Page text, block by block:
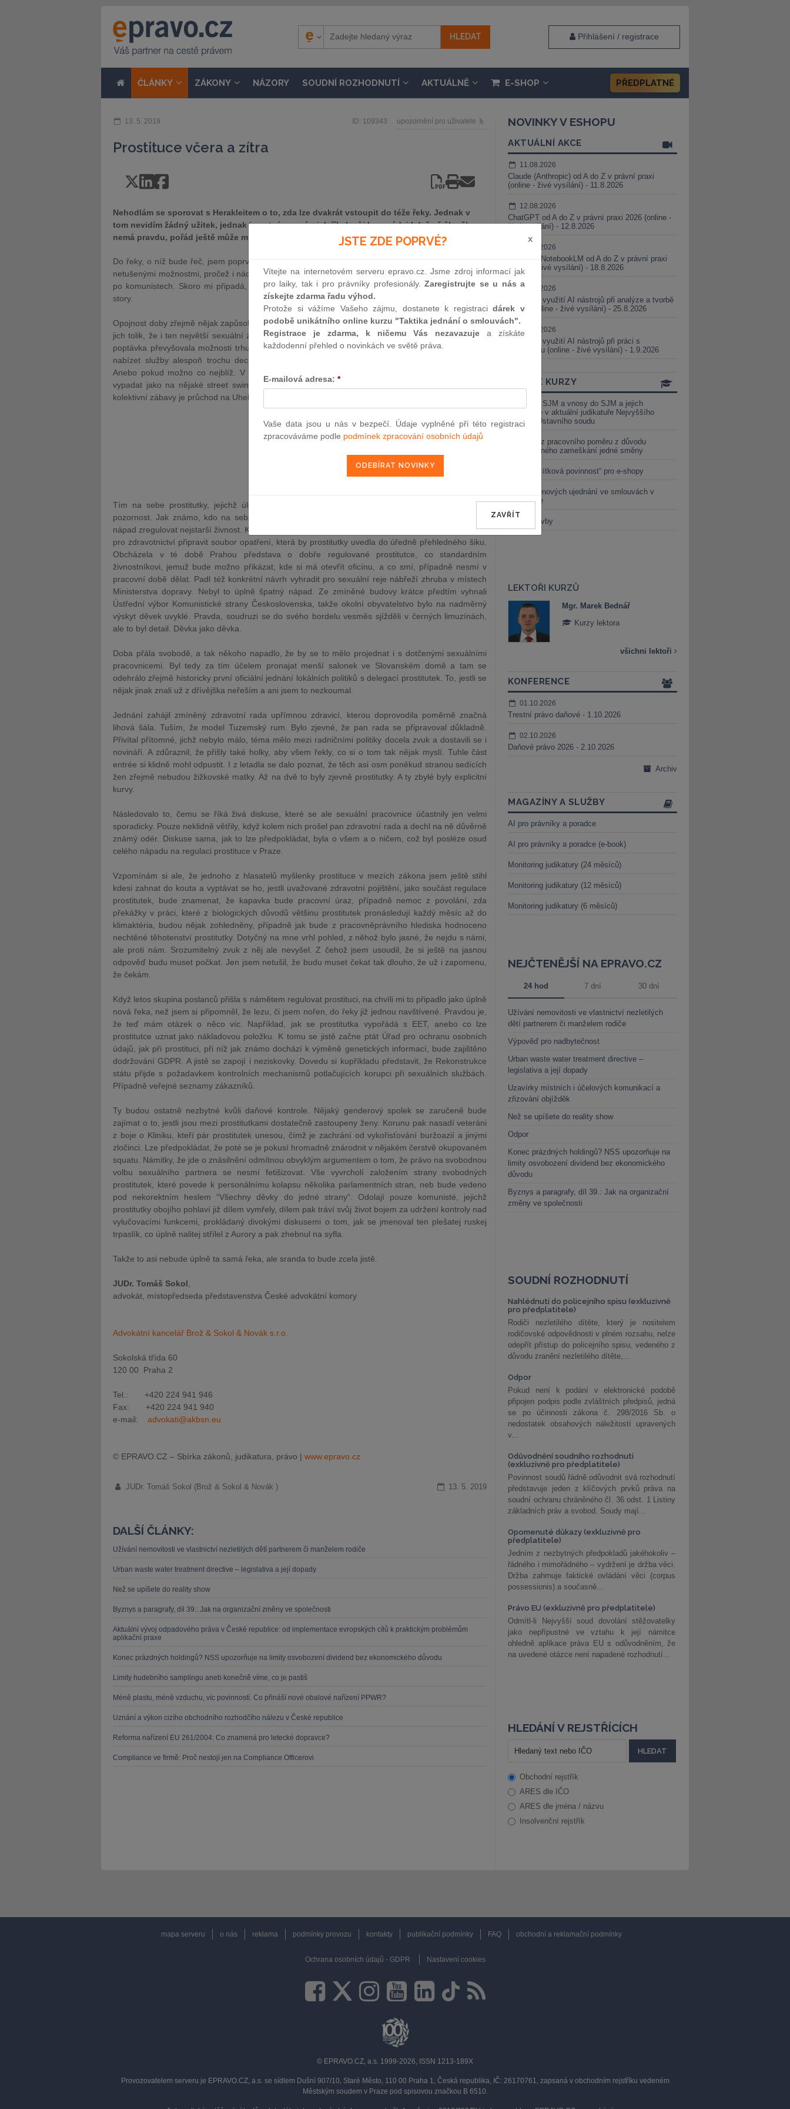
Přihlášení / registrace
ČLÁNKY ZÁKONY NÁZORY SOUDNÍ ROZHODNUTÍ AKTUÁLNĚ E-SHOP PŘEDPLATNÉ
13. 5. 2019 ID: 109343 upozornění pro uživatele
Prostituce včera a zítra
Nehodlám se sporovat s Herakleitem o to, zda lze dvakrát vstoupit do téže řeky. Jednak v
tom nevidím žádný užitek, jednak je mrtvý a navíc, jak říkal můj kamarád, i když už člověk
nemá pravdu, pořád ještě může mít pravdičku.
Do řeky, o níž bude řeč, jsem poprvé vstoupil někdy v polovině roku 1990. Doba voněla svobodou,
netušenými možnostmi, pročež i nádhernou budoucností. Vůně to byly tak silné, že překryly i smrad
po komunistech. Skoro mi připadá, že tehdy bylo komunisty cítit méně než dneska. Ale to je jiná
story.
Opojnost doby zřejmě nějak zapůsobila i na prostitutky, které se v Praze vysloveně přemnožily. Bylo
jich tolik, že i ten největší sexuální zoufalec bez problémů našel, co potřeboval. Těžko říct, nakolik
poptávka převyšovala možnosti trhu, v každém případě sexuální živnostnice, které už nic nenutilo
nabízet služby alespoň trochu decentně, je začaly naopak realizovat hned na místě kontraktu.
Anebo pokud možno co nejblíž. V průjezdech domů poblíž Perlovky to záhy začalo každý večer
vypadat jako na nějaké street swinger party. Ostatně nikdo mi nevymluví, že zemí původu téhle
kolektivní zábavy je průchod na Uhelném trhu 11.
Tím na sebe prostitutky, jejichž úloha v sametové revoluci byla do té doby nulová, připoutaly
pozornost. Jak známo, kdo na sebe upozorní úřady, může se nadít jejich péče. A tak došlo i na
nápad zregulovat nejstarší živnost. K věci se aktivně postavila pražská radnice, která uložila radnímu
pro zdravotnictví připravit soubor opatření, která by prostitutky uvedla do úředně přehledného šiku.
Obcházela v té době Prahou představa o dobře regulované prostitutce, co standardním
živnostníkovi, jemuž bude možno přikázat, kde si má otevřít oficínu, a co smí, případně nesmí v
pracovní době dělat. Padl též konkrétní návrh vyhradit pro sexuální reje nábřeží zhruba v místech
Ministerstva dopravy. Nebyl to úplně špatný nápad. Ze zmíněné budovy krátce předtím vyhnali
Ústřední výbor Komunistické strany Československa, takže okolní obyvatelstvo bylo na nadměrný
výskyt děvek uvyklé. Pravda, soudruzi se do svého bordelu vesměs sjížděli v černých limuzínách,
ale to byl detail. Děvka jako děvka.
Doba přála svobodě, a tak někoho napadlo, že by se to mělo projednat i s dotčenými sexuálními
pracovnicemi. Byl tedy za tím účelem pronajat menší salonek ve Slovanském domě a tam se
odehrálo zřejmě historicky první oficiální jednání lokálních politiků s delegací prostitutek. To, jestli se
nějak jinak znali už z dřívějška neřeším a ani jsem to nezkoumal.
Jednání zahájil zmíněný zdravotní rada upřímnou zdravicí, kterou doprovodila poměrně značná
lihová šála. Tuším, že model Tuzemský rum. Bylo zjevné, že pan rada se připravoval důkladně.
Přivítal přítomné, jichž nebylo málo, téma mělo mezi radničními politiky docela zvuk a dostavili se i
novináři. A zdůraznil, že přišly také holky, aby všem řekly, co si o tom tak nějak myslí. Tuhle část
entrée si klidně mohl odpustit. I z letadla se dalo poznat, že těch asi osm poněkud stranou sedících
žen zřejmě nebudou žižkovské matky. Až na dvě to byly zjevně prostitutky. A ty zbylé byly explicitní
kurvy.
Následovalo to, čemu se říká živá diskuse, které se ale sexuální pracovnice účastnily jen velmi
sporadicky. Pouze neklidně větřily, když kolem nich prošel pan zdravotní rada a dechl na ně důvěrně
známý odér. Diskuse sama, jak to lze předpokládat, byla o všem a o ničem, což byl posléze osud
celého nápadu na regulaci prostituce v Praze.
Vzpomínám si ale, že jednoho z hlasatelů myšlenky prostituce v mezích zákona jsem ještě stihl
kdesi zahnat do kouta a vyptávat se ho, jestli uvažované zdravotní pojištění, jako součást regulace
prostitutek, bude znamenat, že kapavka bude pracovní úraz, případně nemoc z povolání, zda
překážky v práci, které z biologických důvodů většinu prostitutek pronásledují každý měsíc až do
klimaktéria, budou nějak zohledněny, případně jak bude z pracovněprávního hlediska hodnoceno
nechtěné těhotenství prostitutky. Dotyčný na mne vrhl pohled, z něhož bylo jasné, že nejdu s námi,
ale proti nám. Srozumitelný zvuk z něj ale nevyšel. Z čehož jsem usoudil, že si ještě na jasnou
odpověď budu muset počkat. Jen jsem netušil, že budu muset čekat tak dlouho, že už i zapomenu,
že čekám.
Když letos skupina poslanců přišla s námětem regulovat prostituci, na chvíli mi to připadlo jako úplně
nová řeka, než jsem si připomněl, že lezu, či jsem nořen, do řeky již jednou navštívené. Pravdou je,
že teď mám otázek o něco víc. Například, jak se prostitutka vypořádá s EET, anebo co lze
prostitutce uznat jako nákladovou položku. K tomu se jistě začne ptát Úřad pro ochranu osobních
údajů, jak při prostituci, při níž jak známo dochází k výměně genetických informací, bude zajištěno
dodržování GDPR. A jistě se zapojí i neziskovky. Dovedu si kupříkladu představit, že Rekonstrukce
státu přijde s požadavkem kontrolních mechanismů potlačujících korupci při sexuálních službách.
Případně veřejné seznamy zákazníků.
Ty budou ostatně nezbytné kvůli daňové kontrole. Nějaký genderový spolek se zaručeně bude
zajímat o to, jestli jsou mezi prostitutkami dostatečně zastoupeny ženy. Korunu pak nasadí veteráni
z boje o Kliniku, kteří pár prostitutek unesou, čímž je zachrání od vykořisťování buržoazií a jinými
zločinci. Lze předpokládat, že poté se je pokusí hromadně znárodnit v nějakém čerstvě okupovaném
squatu. Námitky, že jde o znásilnění odmítnou obvyklým argumentem o tom, že právo na svobodnou
volbu sexuálního partnera se nesmí fetišizovat. Vše vyvrcholí založením strany svobodných
prostitutek, které povede k personálnímu kolapsu několika parlamentních stran, neb bude vedeno
pod nekorektním heslem “Všechny děvky do jedné strany“. Odolají pouze komunisté, jejichž
prostitutky obojího pohlaví již dílem vymřely, dílem pak tráví svůj život bojem za udržení kontroly nad
vylučovacími funkcemi, prokládaný divokými diskusemi o tom, jak se jmenoval ten plešatej ruskej
trpaslík, co úplně nalitej střílel z Aurory a pak zhebnul na syfla.
Takže to asi nebude úplně ta samá řeka, ale sranda to bude zcela jistě.
JUDr. Tomáš Sokol
advokát, místopředseda představenstva České advokátní komory
Advokátní kancelář Brož & Sokol & Novák s.r.o.
Sokolská třída 60
120 00 Praha 2
Tel.: +420 224 941 946
Fax: +420 224 941 940
e-mail:
advokati@akbsn.eu
© EPRAVO.CZ – Sbírka zákonů, judikatura, právo | www.epravo.cz
JUDr. Tomáš Sokol (Brož & Sokol & Novák ) 13. 5. 2019
DALŠÍ ČLÁNKY:
Užívání nemovitosti ve vlastnictví nezletilých dětí partnerem či manželem rodiče
Urban waste water treatment directive – legislativa a její dopady
Než se upíšete do reality show
Byznys a paragrafy, díl 39.: Jak na organizační změny ve společnosti
Aktuální vývoj odpadového práva v České republice: od implementace evropských cílů k praktickým problémům
aplikační praxe
Konec prázdných holdingů? NSS upozorňuje na limity osvobození dividend bez ekonomického důvodu
Limity hudebního samplingu aneb konečně víme, co je pastiš
Méně plastu, méně vzduchu, víc povinností. Co přináší nové obalové nařízení PPWR?
Uznání a výkon cizího obchodního rozhodčího nálezu v České republice
Reforma nařízení EU 261/2004: Co znamená pro letecké dopravce?
Compliance ve firmě: Proč nestojí jen na Compliance Officerovi
NOVINKY V ESHOPU
AKTUÁLNÍ AKCE
11.08.2026
Claude (Anthropic) od A do Z v právní praxi
(online - živé vysílání) - 11.8.2026
12.08.2026
ChatGPT od A do Z v právní praxi 2026 (online -
živé vysílání) - 12.8.2026
18.08.2026
Gemini a NotebookLM od A do Z v právní praxi
(online - živé vysílání) - 18.8.2026
25.08.2026
Praktické využití AI nástrojů při analýze a tvorbě
smluv (online - živé vysílání) - 25.8.2026
01.09.2026
Praktické využití AI nástrojů při práci s
judikaturou (online - živé vysílání) - 1.9.2026
ONLINE KURZY
Vnosy ze SJM a vnosy do SJM a jejich
valorizace v aktuální judikatuře Nejvyššího
soudu a Ústavního soudu
Výpověď z pracovního poměru z důvodu
neomluveného zameškání jedné směny
Nová „tlačítková povinnost“ pro e-shopy
Změna cenových ujednání ve smlouvách v
energetice
Černé stavby
LEKTOŘI KURZŮ
JUDr. Tomáš Nielsen
JUDr. Tomáš Sokol
JUDr. Martin Maisner, Ph.D.,
MCIArb
Mgr. Marek Bednář
Kurzy lektora
všichni lektoři
KONFERENCE
01.10.2026
Trestní právo daňové - 1.10.2026
02.10.2026
Daňové právo 2026 - 2.10.2026
Archiv
MAGAZÍNY A SLUŽBY
AI pro právníky a poradce
AI pro právníky a poradce (e-book)
Monitoring judikatury (24 měsíců)
Monitoring judikatury (12 měsíců)
Monitoring judikatury (6 měsíců)
NEJČTENĚJŠÍ NA EPRAVO.CZ
24 hod 7 dní 30 dní
Užívání nemovitosti ve vlastnictví nezletilých
dětí partnerem či manželem rodiče
Výpověď pro nadbytečnost
Urban waste water treatment directive –
legislativa a její dopady
Uzavírky místních i účelových komunikací a
zřizování objížděk
Než se upíšete do reality show
Odpor
Konec prázdných holdingů? NSS upozorňuje na
limity osvobození dividend bez ekonomického
důvodu
Byznys a paragrafy, díl 39.: Jak na organizační
změny ve společnosti
SOUDNÍ ROZHODNUTÍ
Nahlédnutí do policejního spisu (exkluzivně
pro předplatitele)
Rodiči nezletilého dítěte, který je nositelem
rodičovské odpovědnosti v plném rozsahu, nelze
odepřít přístup do policejního spisu, vedeného z
důvodu zranění nezletilého dítěte,...
Odpor
Pokud není k podání v elektronické podobě
připojen podpis podle zvláštních předpisů, jedná
se po účinnosti zákona č. 298/2016 Sb. o
nedostatek obsahových náležitostí upravených
v...
Odůvodnění soudního rozhodnutí
(exkluzivně pro předplatitele)
Povinnost soudů řádně odůvodnit svá rozhodnutí
představuje jeden z klíčových prvků práva na
soudní ochranu chráněného čl. 36 odst. 1 Listiny
základních práv a svobod. Soudy mají...
Opomenuté důkazy (exkluzivně pro
předplatitele)
Jedním z nezbytných předpokladů jakéhokoliv –
řádného i mimořádného – vydržení je držba věci.
Držba zahrnuje faktické ovládání věci (corpus
possessionis) a současně...
Právo EU (exkluzivně pro předplatitele)
Odmítl-li Nejvyšší soud dovolání stěžovatelky
jako nepřípustné ve vztahu k její námitce
ohledně aplikace práva EU s odůvodněním, že
na uvedené otázce není napadené rozhodnutí...
HLEDÁNÍ V REJSTŘÍCÍCH
Obchodní rejstřík
ARES dle IČO
ARES dle jména / názvu
Insolvenční rejstřík
mapa serveru o nás reklama podmínky provozu kontakty publikační podmínky FAQ obchodní a reklamační podmínky
Ochrana osobních údajů - GDPR Nastavení cookies
© EPRAVO.CZ, a.s. 1999-2026, ISSN 1213-189X
Provozovatelem serveru je EPRAVO.CZ, a.s. se sídlem Dušní 907/10, Staré Město, 110 00 Praha 1, Česká republika, IČ: 26170761, zapsaná v obchodním rejstříku vedeném
Městským soudem v Praze pod spisovou značkou B 6510.
JSTE ZDE POPRVÉ? x
Vítejte na internetovém serveru epravo.cz. Jsme zdroj informací jak
pro laiky, tak i pro právníky profesionály.Zaregistrujte se u nás a
získejte zdarma řadu výhod.
Protože si vážíme Vašeho zájmu, dostanete k registracidárek v
podobě unikátního online kurzu "Taktika jednání o smlouvách".
Registrace je zdarma, k ničemu Vás nezavazuje a získáte
každodenní přehled o novinkách ve světě práva.
E-mailová adresa: *
Vaše data jsou u nás v bezpečí. Údaje vyplněné při této registraci
zpracováváme podle podmínek zpracování osobních údajů
ZAVŘÍT